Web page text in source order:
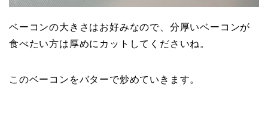
ベーコンの大きさはお好みなので、分厚いベーコンが
食べたい方は厚めにカットしてくださいね。
このベーコンをバターで炒めていきます。